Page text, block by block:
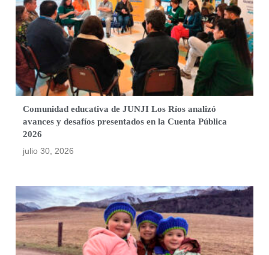
Comunidad educativa de JUNJI Los Ríos analizó
avances y desafíos presentados en la Cuenta Pública
2026
julio 30, 2026